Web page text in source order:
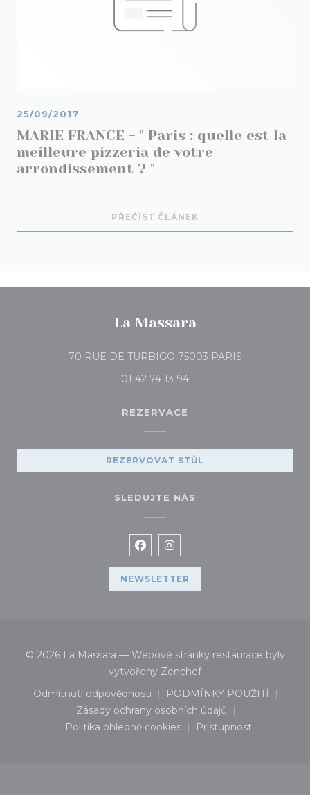
MARIE FRANCE - " Paris : quelle est la
meilleure pizzeria de votre
arrondissement ? "
25/09/2017
PŘEČÍST ČLÁNEK
La Massara
70 RUE DE TURBIGO 75003 PARIS((otevře se v
01 42 74 13 94
REZERVACE
REZERVOVAT STŮL
SLEDUJTE NÁS
Facebook ((otevře se v novém
Instagram ((otevře se v
NEWSLETTER
© 2026 La Massara — Webové stránky restaurace byly
vytvořeny Zenchef((otevře se v novém
Odmítnutí odpovědnosti
((otevře se v novém okně))
PODMÍNKY POUŽITÍ
((otevře se v
Zásady ochrany osobních údajů
((otevře se v novém okně))
Politika ohledně cookies
((otevře se v novém okně))
Pristupnost
((otevře se v